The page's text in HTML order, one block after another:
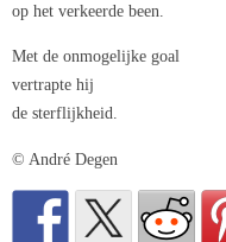
op het verkeerde been.
Met de onmogelijke goal
vertrapte hij
de sterflijkheid.
© André Degen